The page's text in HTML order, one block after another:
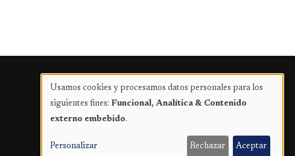
Publicidad
Uso
de
personales
Usamos cookies y procesamos datos personales para los
siguientes fines: Funcional, Analítica & Contenido
externo embebido.
Personalizar Rechazar Aceptar